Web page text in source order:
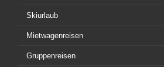
Skiurlaub
Mietwagenreisen
Gruppenreisen